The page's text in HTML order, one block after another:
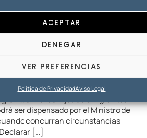
ACEPTAR
DENEGAR
VER PREFERENCIAS
Política de PrivacidadAviso Legal
la nacionalidad
la nacionalidad española podrá
los requisitos siguientes: a) Ser
Este requisito no será de
ni a los hijos de emigrantes. En
ser dispensado por el Ministro de
concurran circunstancias
[…]